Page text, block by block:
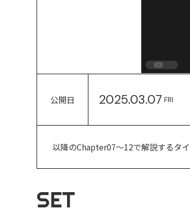
公開日 2025.03.07 FRI
以降のChapter07～12で解説するタ
SET